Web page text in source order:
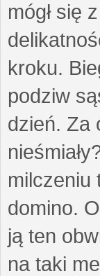
mógł się
kroku.
podziw
dzień. Za
milczeniu
domino.
ją ten
na taki